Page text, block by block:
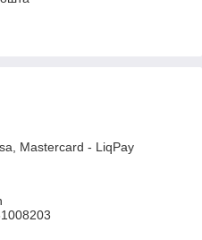
Mastercard - LiqPay